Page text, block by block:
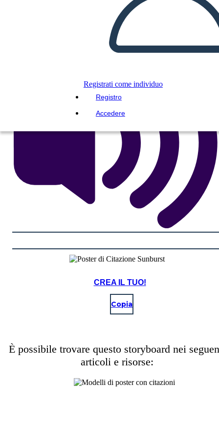
Registrati come individuo
Registro
Accedere
RIPRODURRE LA PRESENTAZIONE
LEGGIMI
CREA IL TUO!
Copia
È possibile trovare questo storyboard nei
articoli e risorse: